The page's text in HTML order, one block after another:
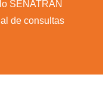
SENATRAN
de consultas